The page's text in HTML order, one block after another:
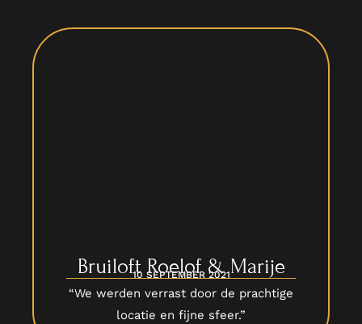
Bruiloft Roelof & Marije
10 SEPTEMBER 2021
“We werden verrast door de prachtige
locatie en fijne sfeer.”